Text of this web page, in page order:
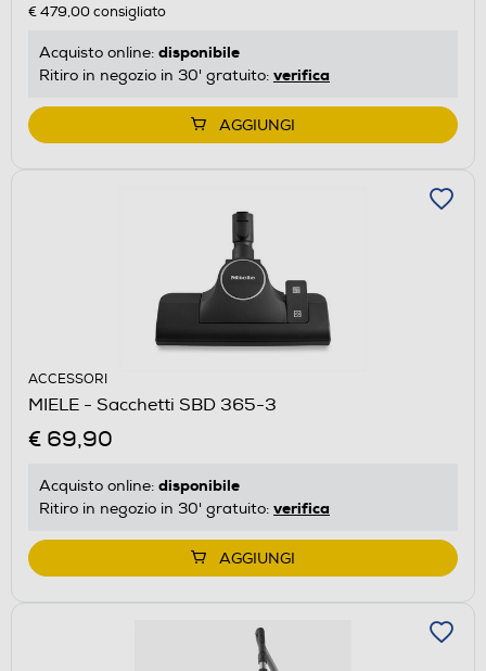
€ 479,00consigliato
Acquisto online: disponibile
Ritiro in negozio in 30' gratuito: verifica
AGGIUNGI
ACCESSORI
MIELE - Sacchetti SBD 365-3
€ 69,90
Acquisto online: disponibile
Ritiro in negozio in 30' gratuito: verifica
AGGIUNGI